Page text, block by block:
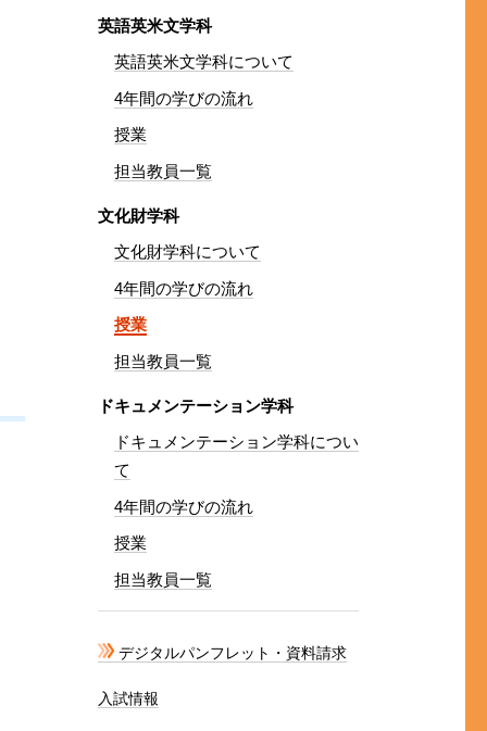
英語英米文学科
英語英米文学科について
4年間の学びの流れ
授業
担当教員一覧
文化財学科
文化財学科について
4年間の学びの流れ
授業
担当教員一覧
ドキュメンテーション学科
ドキュメンテーション学科につい
て
4年間の学びの流れ
授業
担当教員一覧
デジタルパンフレット・資料請求
入試情報